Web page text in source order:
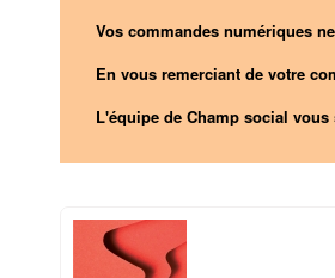
Vos commandes numériques
En vous remerciant de votre
L'équipe de Champ social